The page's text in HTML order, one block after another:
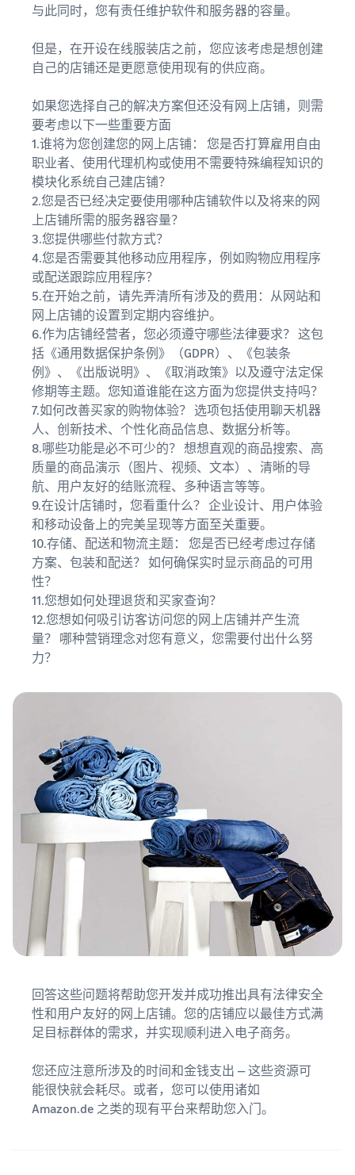
与此同时，您有责任维护软件和服务器的容量。
但是，在开设在线服装店之前，您应该考虑是想创建
自己的店铺还是更愿意使用现有的供应商。
如果您选择自己的解决方案但还没有网上店铺，则需
要考虑以下一些重要方面
1.谁将为您创建您的网上店铺： 您是否打算雇用自由
职业者、使用代理机构或使用不需要特殊编程知识的
模块化系统自己建店铺？
2.您是否已经决定要使用哪种店铺软件以及将来的网
上店铺所需的服务器容量？
3.您提供哪些付款方式？
4.您是否需要其他移动应用程序，例如购物应用程序
或配送跟踪应用程序？
5.在开始之前，请先弄清所有涉及的费用：从网站和
网上店铺的设置到定期内容维护。
6.作为店铺经营者，您必须遵守哪些法律要求？ 这包
括《通用数据保护条例》（GDPR）、《包装条
例》、《出版说明》、《取消政策》以及遵守法定保
修期等主题。您知道谁能在这方面为您提供支持吗？
7.如何改善买家的购物体验？ 选项包括使用聊天机器
人、创新技术、个性化商品信息、数据分析等。
8.哪些功能是必不可少的？ 想想直观的商品搜索、高
质量的商品演示（图片、视频、文本）、清晰的导
航、用户友好的结账流程、多种语言等等。
9.在设计店铺时，您看重什么？ 企业设计、用户体验
和移动设备上的完美呈现等方面至关重要。
10.存储、配送和物流主题： 您是否已经考虑过存储
方案、包装和配送？ 如何确保实时显示商品的可用
性？
11.您想如何处理退货和买家查询？
12.您想如何吸引访客访问您的网上店铺并产生流
量？ 哪种营销理念对您有意义，您需要付出什么努
力？
回答这些问题将帮助您开发并成功推出具有法律安全
性和用户友好的网上店铺。您的店铺应以最佳方式满
足目标群体的需求，并实现顺利进入电子商务。
您还应注意所涉及的时间和金钱支出 — 这些资源可
能很快就会耗尽。或者，您可以使用诸如
Amazon.de 之类的现有平台来帮助您入门。